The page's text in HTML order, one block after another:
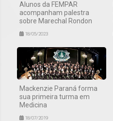
Alunos da FEMPAR
acompanham palestra
sobre Marechal Rondon
18/05/2023
Mackenzie Paraná forma
sua primeira turma em
Medicina
18/07/2019